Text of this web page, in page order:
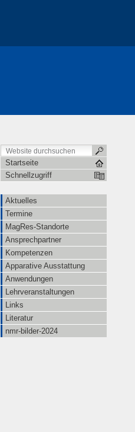
Startseite
Schnellzugriff
Aktuelles
Termine
MagRes-Standorte
Ansprechpartner
Kompetenzen
Apparative Ausstattung
Anwendungen
Lehrveranstaltungen
Links
Literatur
nmr-bilder-2024